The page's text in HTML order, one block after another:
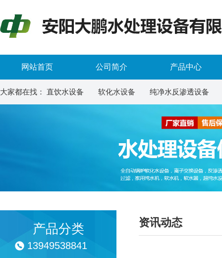
网站首页 公司简介 产品中心
大家都在找： 直饮水设备 软化水设备 纯净水反渗透设备
产品分类
13949538841
资讯动态